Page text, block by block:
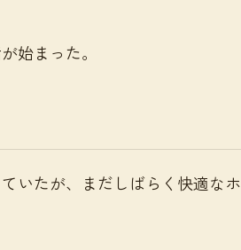
始まった。
いたが、まだしばらく快適なホ